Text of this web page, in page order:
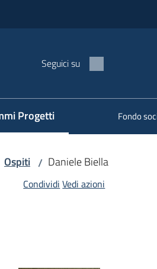
Seguici su
Progetti Fondo
Ospiti / Daniele Biella
Condividi Vedi azioni